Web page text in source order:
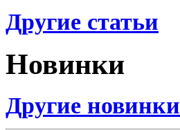
Другие статьи
Новинки
Другие новинки